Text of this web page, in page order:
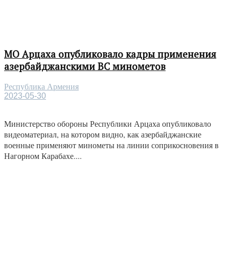
МО Арцаха опубликовало кадры применения
азербайджанскими ВС минометов
Республика Армения
2023-05-30
Министерство обороны Республики Арцаха опубликовало
видеоматериал, на котором видно, как азербайджанские
военные применяют минометы на линии соприкосновения в
Нагорном Карабахе....